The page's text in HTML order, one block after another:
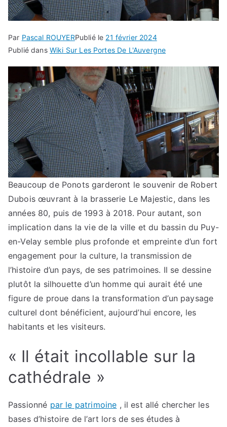
Par Pascal ROUYERPublié le 21 février 2024
Publié dans Wiki Sur Les Portes De L'Auvergne
Beaucoup de Ponots garderont le souvenir de Robert
Dubois œuvrant à la brasserie Le Majestic, dans les
années 80, puis de 1993 à 2018. Pour autant, son
implication dans la vie de la ville et du bassin du Puy-
en-Velay semble plus profonde et empreinte d’un fort
engagement pour la culture, la transmission de
l’histoire d’un pays, de ses patrimoines. Il se dessine
plutôt la silhouette d’un homme qui aurait été une
figure de proue dans la transformation d’un paysage
culturel dont bénéficient, aujourd’hui encore, les
habitants et les visiteurs.
« Il était incollable sur la
cathédrale »
Passionné par le patrimoine , il est allé chercher les
bases d’histoire de l’art lors de ses études à